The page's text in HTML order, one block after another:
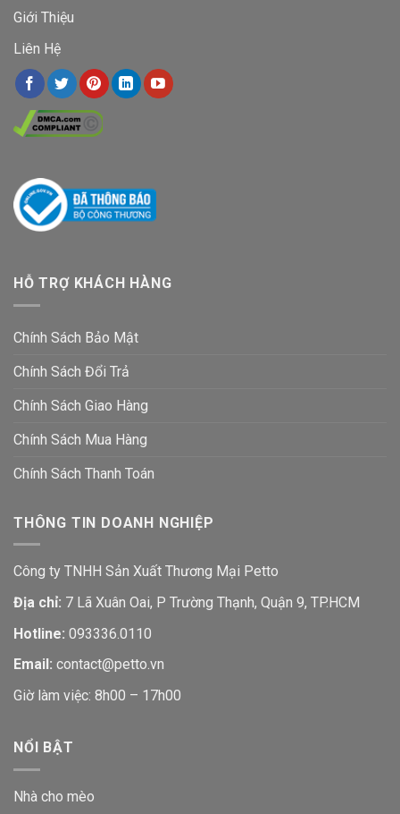
Giới Thiệu
Liên Hệ
HỖ TRỢ KHÁCH HÀNG
Chính Sách Bảo Mật
Chính Sách Đổi Trả
Chính Sách Giao Hàng
Chính Sách Mua Hàng
Chính Sách Thanh Toán
THÔNG TIN DOANH NGHIỆP
Công ty TNHH Sản Xuất Thương Mại Petto
Địa chỉ: 7 Lã Xuân Oai, P Trường Thạnh, Quận 9, TP.HCM
Hotline: 093336.0110
Email: contact@petto.vn
Giờ làm việc: 8h00 – 17h00
NỔI BẬT
Nhà cho mèo